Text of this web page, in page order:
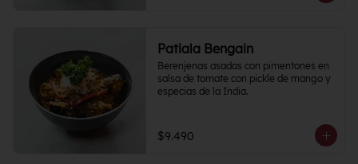
Patiala Bengain
Berenjenas asadas con pimentones en
salsa de tomate con pickle de mango y
especias de la India.
$9.490